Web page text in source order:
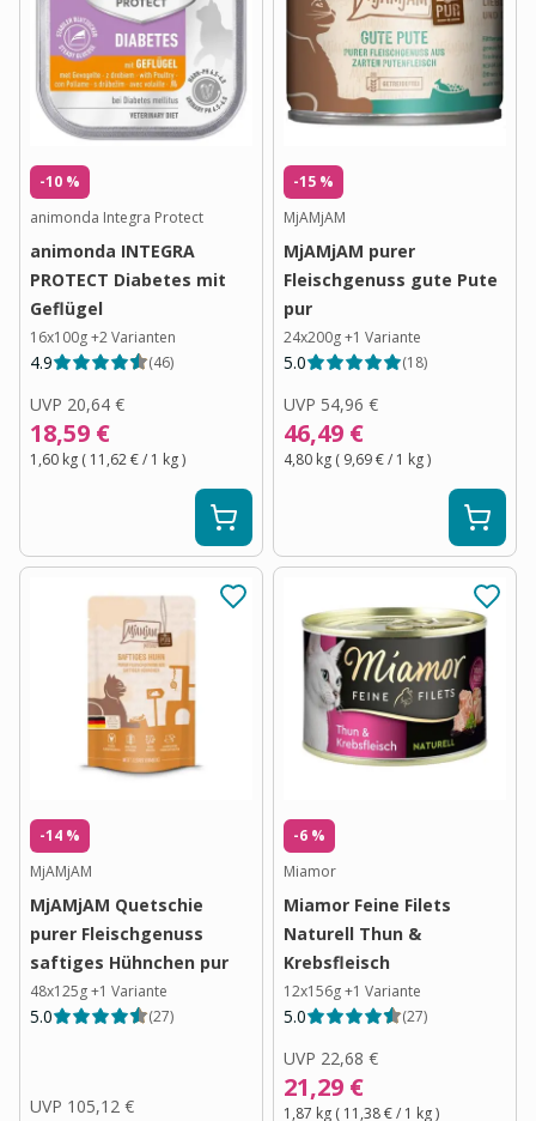
-10 %
animonda Integra Protect
animonda INTEGRA
PROTECT Diabetes mit
Geflügel
16x100g+2Varianten
4.9 (46)
UVP 20,64 €
18,59 €
1,60 kg ( 11,62 €/ 1 kg)
-15 %
MjAMjAM
MjAMjAM purer
Fleischgenuss gute Pute
pur
24x200g+1 Variante
5.0 (18)
UVP 54,96 €
46,49 €
4,80 kg ( 9,69 €/ 1 kg)
-14 %
MjAMjAM
MjAMjAM Quetschie
purer Fleischgenuss
saftiges Hühnchen pur
48x125g+1 Variante
5.0 (27)
UVP 105,12 €
-6 %
Miamor
Miamor Feine Filets
Naturell Thun &
Krebsfleisch
12x156g+1 Variante
5.0 (27)
UVP 22,68 €
21,29 €
1,87 kg ( 11,38 €/ 1 kg)